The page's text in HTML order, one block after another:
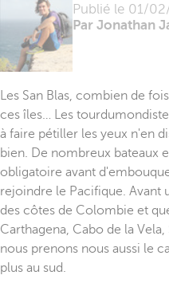
Publié le 01/
Par Jonathan
Les San Blas, combien de
ces îles… Les
à faire pétiller les yeux n'en
bien. De nombreux bateaux
obligatoire avant
rejoindre le Pacifique. Avant
des côtes de Colombie et
Carthagena, Cabo de la
nous prenons nous aussi le
plus au sud.